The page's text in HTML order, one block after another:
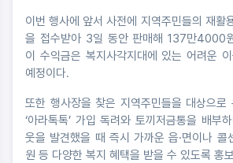
이번 행사에 앞서 사전에 지역주민들의 재활
을 접수받아 3일 동안 판매해 137만4000
이 수익금은 복지사각지대에 있는 어려운
예정이다.
또한 행사장을 찾은 지역주민들을 대상으로
‘아라톡톡’ 가입 독려와 토끼저금통을 배부
웃을 발견했을 때 즉시 가까운 읍·면이나 콜
원 등 다양한 복지 혜택을 받을 수 있도록 홍